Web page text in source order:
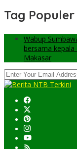
Tag Populer
Wabup
bersama
Makasar